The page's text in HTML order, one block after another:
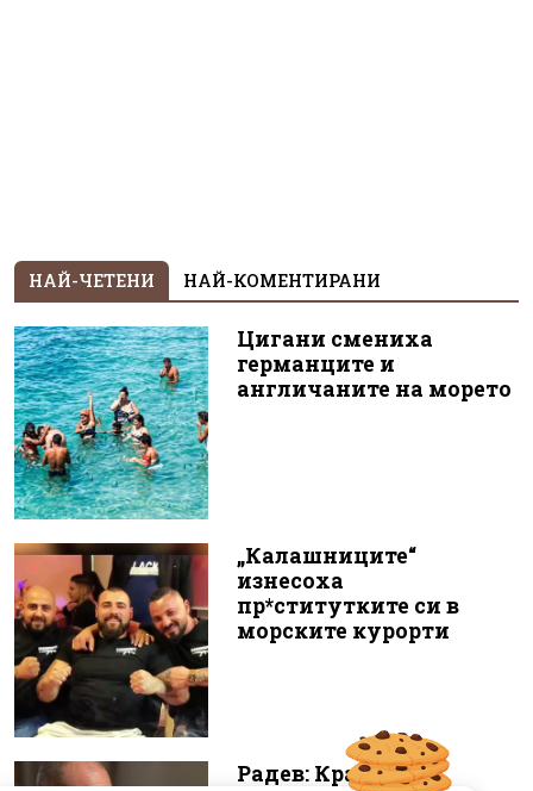
НАЙ-ЧЕТЕНИ НАЙ-КОМЕНТИРАНИ
Цигани смениха
германците и
англичаните на морето
„Калашниците“
изнесоха
пр*ститутките си в
морските курорти
Радев: Край на 15-